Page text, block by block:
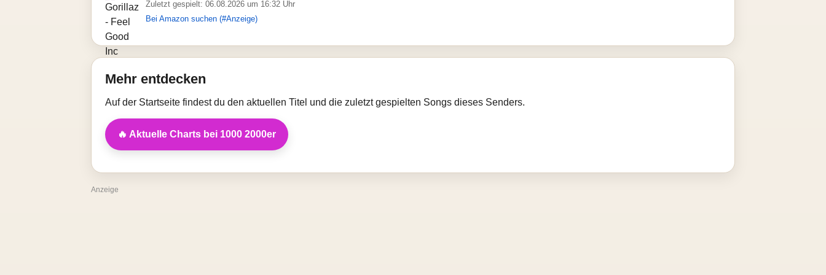
Zuletzt gespielt: 06.08.2026 um 16:32 Uhr
Bei Amazon suchen (#Anzeige)
Mehr entdecken
Auf der Startseite findest du den aktuellen Titel und die zuletzt gespielten Songs dieses Senders.
🔥 Aktuelle Charts bei 1000 2000er
Anzeige